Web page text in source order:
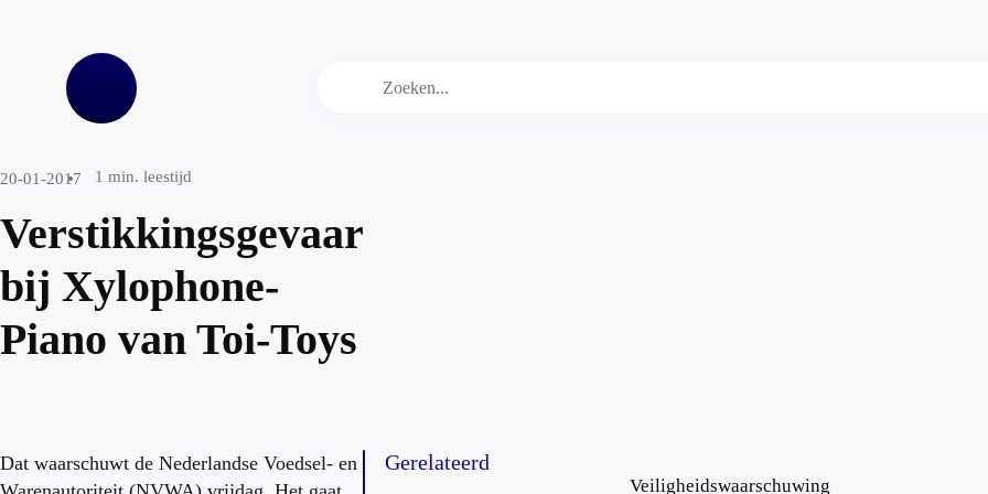
20-01-2017 1 min. leestijd
Verstikkingsgevaar
bij Xylophone-
Piano van Toi-Toys
Dat waarschuwt de Nederlandse Voedsel- en
Gerelateerd
Veiligheidswaarschuwing